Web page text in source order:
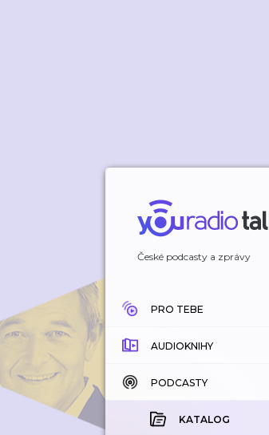
České podcasty a zprávy
PRO TEBE
AUDIOKNIHY
KATALOG
KOUPENÉ
PODCASTY
KATALOG